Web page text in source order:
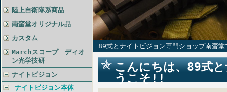
陸上自衛隊系商品
南蛮堂オリジナル品
カスタム
Marchスコープ ディオ
ン光学技研
ナイトビジョン
ナイトビジョン本体
89式とナイトビジョン専門ショップ南蛮堂
こんにちは、89式
うこそ!!